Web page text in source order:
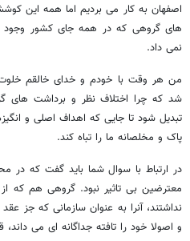
اصفهان به کار می بردیم اما همه این
های گروهی که در همه جای کشور وجود
نمی داد.
من هر وقت با خودم و خدای خالقم
شد که چرا اختلاف نظر و برداشت های
تبدیل شود تا جایی که اهداف اصلی و
پاک و مخلصانه ما را تباه کند.
در ارتباط با سوال شما باید گفت که در
معترضین بی تاثیر نبود. گروهی هم که
نداشتند، آنرا به عنوان سازمانی که جز
و اصولا خود را تافته جداگانه ای می داند،